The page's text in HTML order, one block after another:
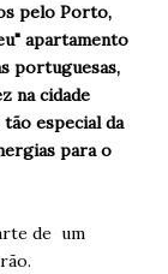
pelo Porto,
apartamento
portuguesas,
na cidade
especial da
para o
de um